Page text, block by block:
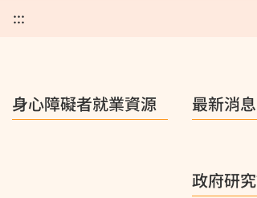
:::
身心障礙者就業資源 最新消息
政府研